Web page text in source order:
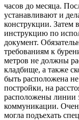
часов до месяца.
устанавливают и
конструкции. Затем
инструкцию по
документ.
требованиям к
метров не должны
кладбище, а также
быть расположена
постройки, на
расположены линии
коммуникации.
могла подъехать